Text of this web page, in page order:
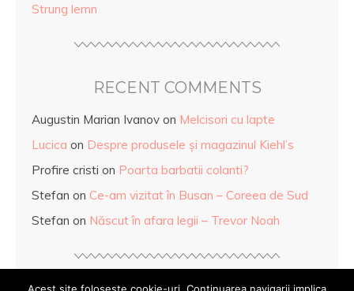
Strung lemn
RECENT COMMENTS
Augustin Marian Ivanov on Melcisori cu lapte
Lucica on Despre produsele și magazinul Kiehl’s
Profire cristi on Poarta barbatii colanti?
Stefan on Ce-am vizitat în Busan – Coreea de Sud
Stefan on Născut în afara legii – Trevor Noah